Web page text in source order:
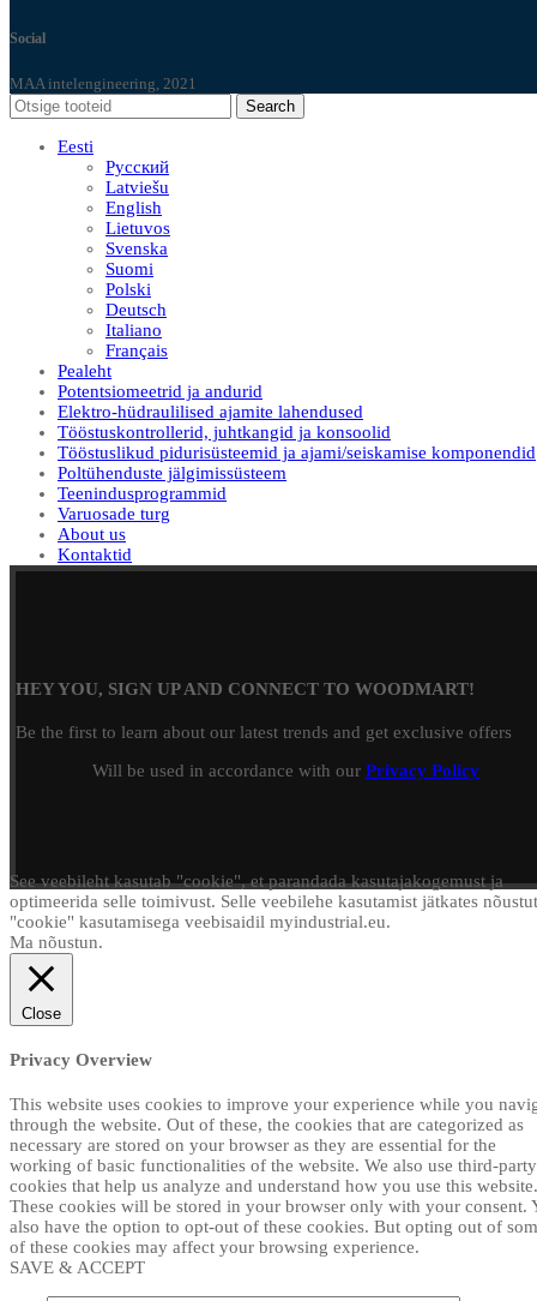
Social
MAA intelengineering, 2021
Search
Eesti
Русский
Latviešu
English
Lietuvos
Svenska
Suomi
Polski
Deutsch
Italiano
Français
Pealeht
Potentsiomeetrid ja andurid
Elektro-hüdraulilised ajamite lahendused
Tööstuskontrollerid, juhtkangid ja konsoolid
Tööstuslikud pidurisüsteemid ja ajami/seiskamise komponendid
Poltühenduste jälgimissüsteem
Teenindusprogrammid
Varuosade turg
About us
Kontaktid
HEY YOU, SIGN UP AND CONNECT TO WOODMART!
Be the first to learn about our latest trends and get exclusive offers
Will be used in accordance with our Privacy Policy
See veebileht kasutab "cookie", et parandada kasutajakogemust ja
optimeerida selle toimivust. Selle veebilehe kasutamist jätkates
"cookie" kasutamisega veebisaidil myindustrial.eu.
Ma nõustun.
Close
Privacy Overview
This website uses cookies to improve your experience while you
through the website. Out of these, the cookies that are categorized as
necessary are stored on your browser as they are essential for the
working of basic functionalities of the website. We also use third-party
cookies that help us analyze and understand how you use this website.
These cookies will be stored in your browser only with your consent.
also have the option to opt-out of these cookies. But opting out of
of these cookies may affect your browsing experience.
SAVE & ACCEPT